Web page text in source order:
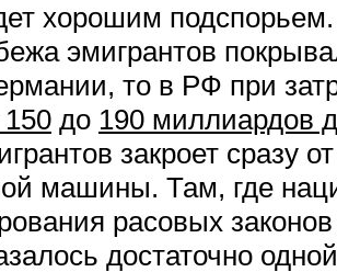
хорошим
эмигрантов
то в РФ при
150 до 190 миллиардов
закроет сразу
машины. Там, где
расовых
достаточно